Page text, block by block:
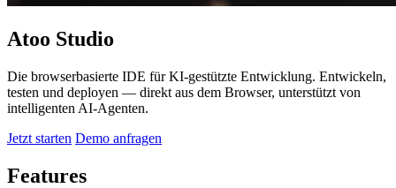
Atoo Studio
Die browserbasierte IDE für KI-gestützte Entwicklung. Entwickeln,
testen und deployen — direkt aus dem Browser, unterstützt von
intelligenten AI-Agenten.
Jetzt starten Demo anfragen
Features